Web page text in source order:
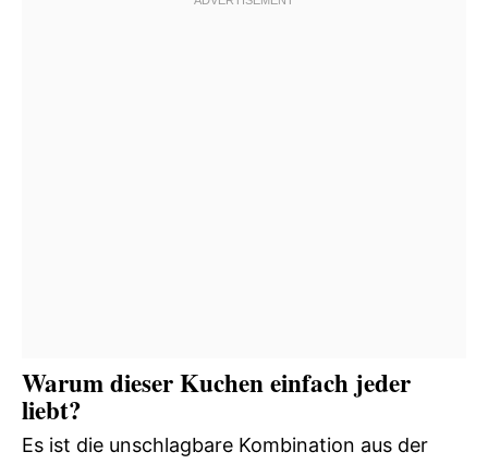
Warum dieser Kuchen einfach jeder
liebt?
Es ist die unschlagbare Kombination aus der